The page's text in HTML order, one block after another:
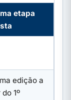
etapa
edição a
1º